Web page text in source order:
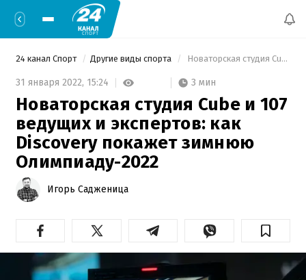
24 канал Спорт Другие виды спорта Новаторская студия Cube и 107 ведущих и экспертов: как Discovery покажет зимнюю Олимпиаду-2022
31 января 2022, 15:24 3 мин
Новаторская студия Cube и 107
ведущих и экспертов: как
Discovery покажет зимнюю
Олимпиаду-2022
Игорь Садженица